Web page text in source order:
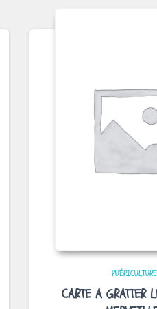
PUÉRICULTURE
CARTE A GRATTER